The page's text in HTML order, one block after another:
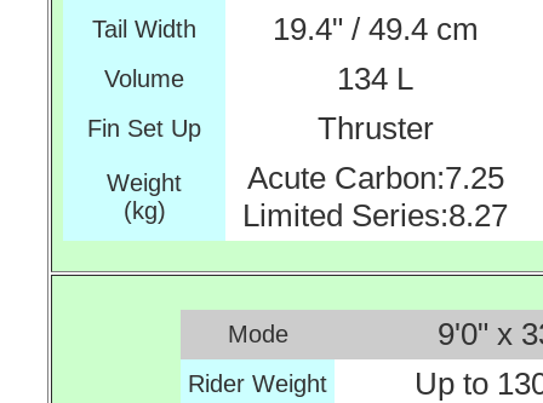
Tail Width 19.4" / 49.4 cm
Volume 134 L
Fin Set Up Thruster
Weight
(kg)
Acute Carbon:7.25
Limited Series:8.27
Mode 9'0" x
Rider Weight Up to